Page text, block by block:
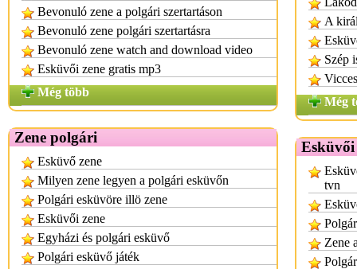
Bevonuló zene a polgári szertartáson
Bevonuló zene polgári szertartásra
Bevonuló zene watch and download video
Esküvői zene gratis mp3
Még több
Zene polgári
Esküvő zene
Milyen zene legyen a polgári esküvőn
Polgári esküvöre illö zene
Esküvői zene
Egyházi és polgári esküvő
Polgári esküvő játék
A
Szép
Még
Esküvői
tvn
Zene